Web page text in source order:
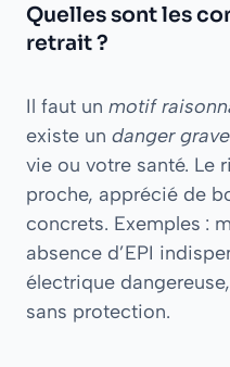
Quelles sont les
retrait ?
Il faut un motif
existe un danger
vie ou votre santé. Le
proche, apprécié de
concrets. Exemples :
absence d’EPI
électrique
sans protection.